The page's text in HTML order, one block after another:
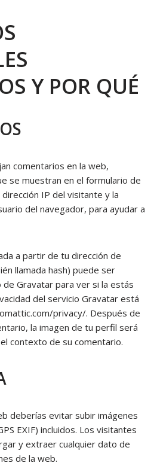
Y POR QUÉ
comentarios en la web,
se muestran en el formulario de
IP del visitante y la
del navegador, para ayudar a
a partir de tu dirección de
llamada hash) puede ser
Gravatar para ver si la estás
del servicio Gravatar está
privacy/. Después de
la imagen de tu perfil será
contexto de su comentario.
deberías evitar subir imágenes
EXIF) incluidos. Los visitantes
y extraer cualquier dato de
de la web.